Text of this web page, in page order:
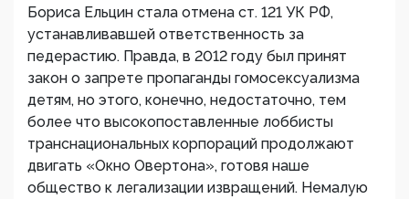
Бориса Ельцин стала отмена ст. 121 УК РФ,
устанавливавшей ответственность за
педерастию. Правда, в 2012 году был принят
закон о запрете пропаганды гомосексуализма
детям, но этого, конечно, недостаточно, тем
более что высокопоставленные лоббисты
транснациональных корпораций продолжают
двигать «Окно Овертона», готовя наше
общество к легализации извращений. Немалую